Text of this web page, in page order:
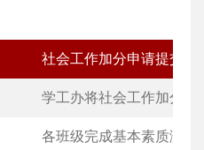
社会工作加分申请提交完
学工办将社会工作加分返
各班级完成基本素质测评